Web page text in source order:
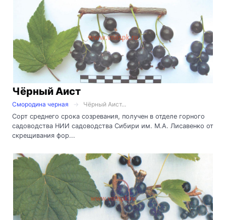
Чёрный Аист
Смородина черная
Чёрный Аист...
Сорт среднего срока созревания, получен в отделе горного
садоводства НИИ садоводства Сибири им. М.А. Лисавенко от
скрещивания фор...